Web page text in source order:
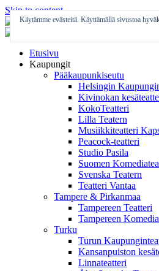
Skip to content
Etusivu
Kaupungit
Pääkaupunkiseutu
Helsingin
Kivinokan
KokoTeatteri
Lilla Teatern
Musiikkiteatteri
Peacock-teatteri
Studio Pasila
Suomen
Svenska Teatern
Teatteri Vantaa
Tampere & Pirkanmaa
Tampereen Teatteri
Tampereen
Turku
Turun
Kansanpuiston
Linnateatteri
Käytämme evästeitä. Käyttämällä sivustoa